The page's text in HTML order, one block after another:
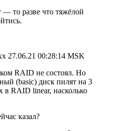
то разве что тяжёлой
27.06.21 00:28:14 MSK
RAID не состоял. Но
(basic) диск пилят на 3
в RAID linear, насколько
казал?